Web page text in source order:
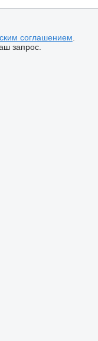
соглашением
запрос.